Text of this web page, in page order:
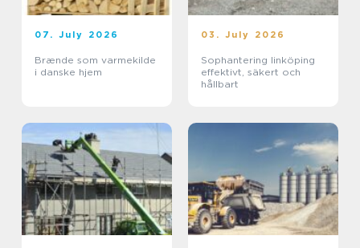
07. July 2026
Brænde som varmekilde
i danske hjem
03. July 2026
Sophantering linköping
effektivt, säkert och
hållbart